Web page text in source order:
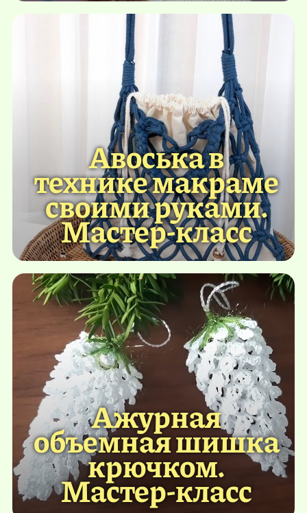
Авоська в
технике макраме
своими руками.
Мастер-класс
Ажурная
объемная шишка
крючком.
Мастер-класс